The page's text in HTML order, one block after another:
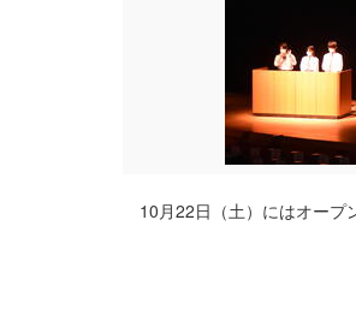
10月22日（土）にはオープ